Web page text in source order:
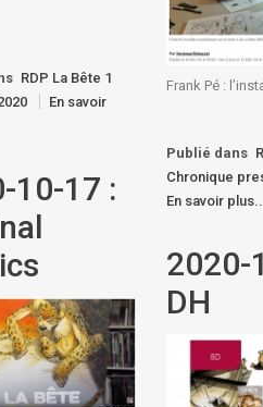
RDP La Bête 1
En savoir
Frank Pé :
Publié dans
Chronique
En savoir plus...
10-17 :
2020-
DH